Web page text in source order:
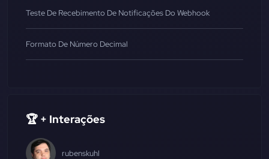
Teste De Recebimento De Notificações Do Webhook
Formato De Número Decimal
🏆 + Interações
rubenskuhl